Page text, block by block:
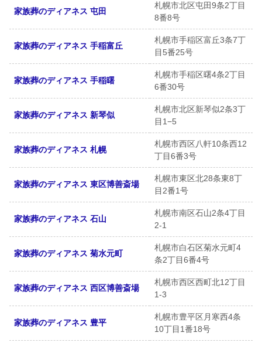
家族葬のディアネス 屯田
札幌市北区屯田9条2丁目
8番8号
家族葬のディアネス 手稲富丘
札幌市手稲区富丘3条7丁
目5番25号
家族葬のディアネス 手稲曙
札幌市手稲区曙4条2丁目
6番30号
家族葬のディアネス 新琴似
札幌市北区新琴似2条3丁
目1−5
家族葬のディアネス 札幌
札幌市西区八軒10条西12
丁目6番3号
家族葬のディアネス 東区博善斎場
札幌市東区北28条東8丁
目2番1号
家族葬のディアネス 石山
札幌市南区石山2条4丁目
2-1
家族葬のディアネス 菊水元町
札幌市白石区菊水元町4
条2丁目6番4号
家族葬のディアネス 西区博善斎場
札幌市西区西町北12丁目
1-3
家族葬のディアネス 豊平
札幌市豊平区月寒西4条
10丁目1番18号